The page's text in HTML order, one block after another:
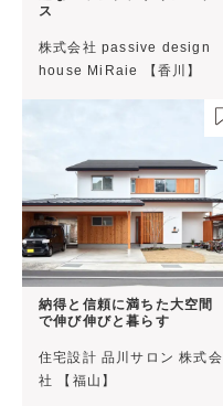
ス
株式会社 passive design
house MiRaie 【香川】
納得と信頼に満ちた大空間
で伸び伸びと暮らす
住宅設計 品川サロン 株式会
社 【福山】